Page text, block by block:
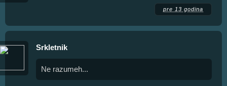
pre 13 godina
Srkletnik
Ne razumeh...